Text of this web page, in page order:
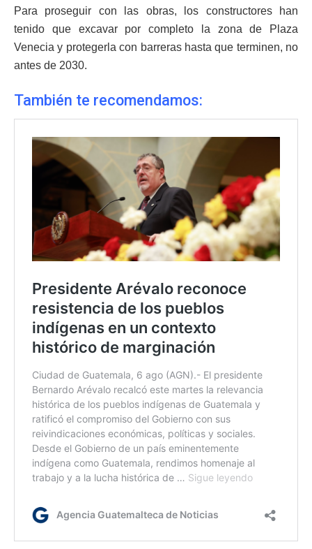
Para proseguir con las obras, los constructores han
tenido que excavar por completo la zona de Plaza
Venecia y protegerla con barreras hasta que terminen, no
antes de 2030.
También te recomendamos: